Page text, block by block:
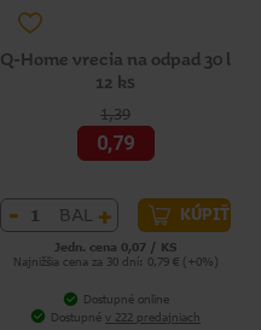
Q-Home vrecia na odpad 30 l
12 ks
1,39
0,79
- BAL + KÚPIŤ
Jedn. cena 0,07 / KS
Najnižšia cena za 30 dní: 0,79 € (+0%)
Dostupné online
Dostupné v 222 predajniach